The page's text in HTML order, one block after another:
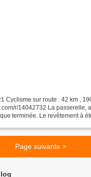
Cyclisme sur route : 42 km ,
r/14042732 La passerelle,
terminée. Le revêtement à
Page suivante >